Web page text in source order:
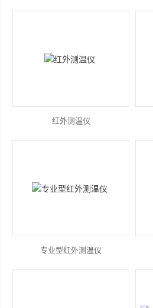
红外测温仪
专业型红外测温仪